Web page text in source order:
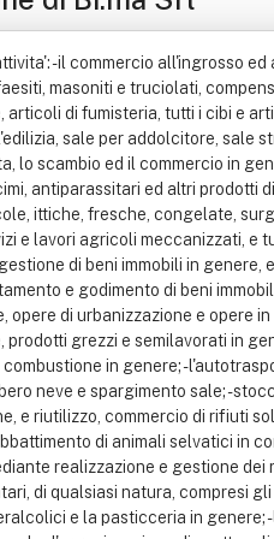
- il commercio all'ingrosso
masoniti e truciolati,
articoli di fumisteria, tutti i cibi e
sale per addolcitore, sale
lo scambio ed il commercio in
antiparassitari ed altri prodotti
ittiche, fresche, congelate,
e lavori agricoli meccanizzati, e
di beni immobili in
e godimento di beni
opere di urbanizzazione e opere
prodotti grezzi e semilavorati in
in genere; -
neve e spargimento sale; -
e riutilizzo, commercio di rifiuti
di animali selvatici in
realizzazione e gestione dei
di qualsiasi natura, compresi
e la pasticceria in genere;